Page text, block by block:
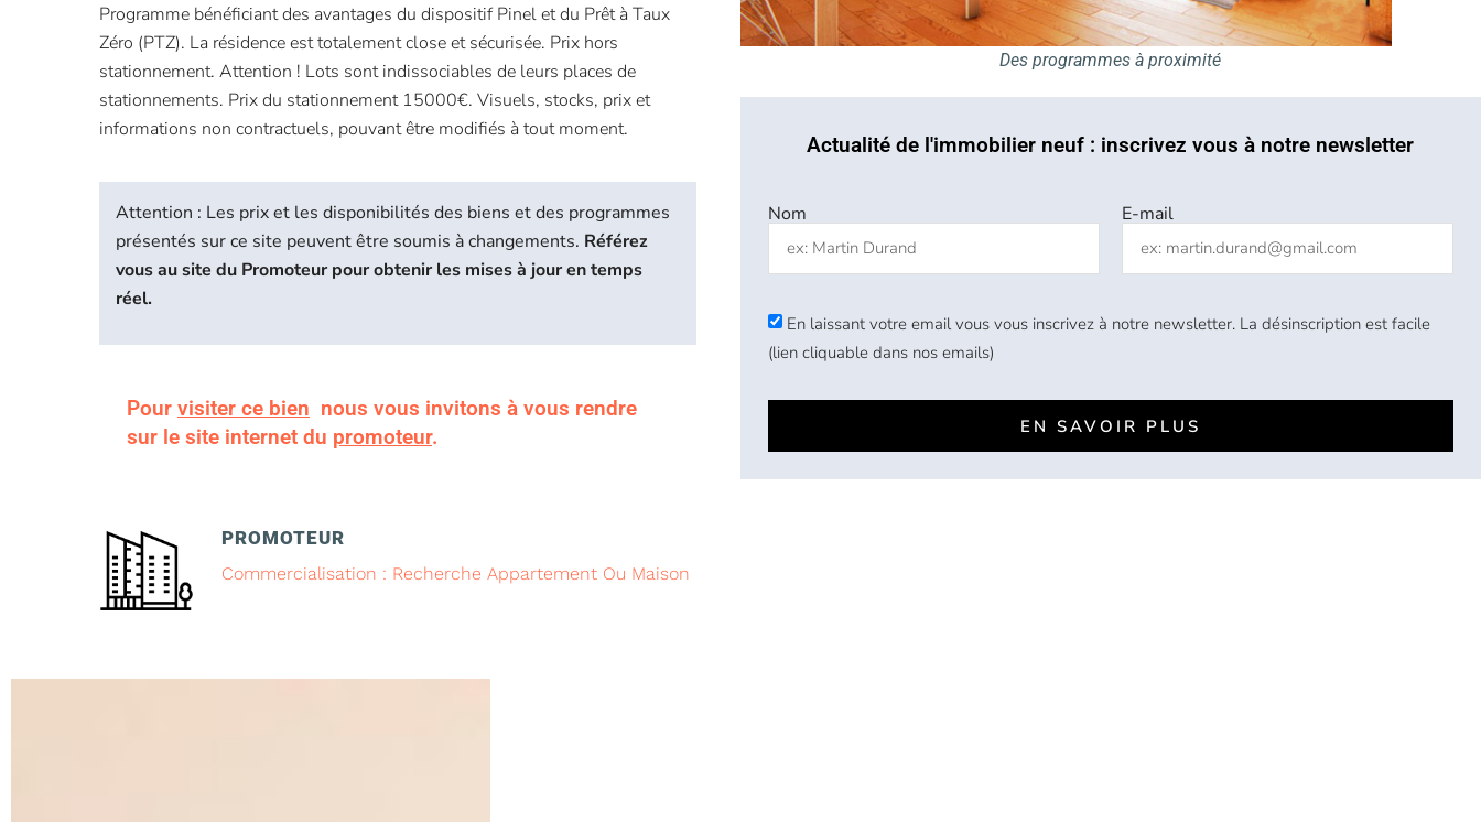
Programme bénéficiant des avantages du dispositif Pinel et du Prêt à Taux
Zéro (PTZ). La résidence est totalement close et sécurisée. Prix hors
stationnement. Attention ! Lots sont indissociables de leurs places de
stationnements. Prix du stationnement 15000€. Visuels, stocks, prix et
informations non contractuels, pouvant être modifiés à tout moment.
Attention : Les prix et les disponibilités des biens et des programmes
présentés sur ce site peuvent être soumis à changements. Référez
vous au site du Promoteur pour obtenir les mises à jour en temps
réel.
Pour visiter ce bien nous vous invitons à vous rendre
sur le site internet du promoteur.
PROMOTEUR
Commercialisation : Recherche Appartement Ou Maison
Des programmes à proximité
Actualité de l'immobilier neuf : inscrivez vous à notre newsletter
Nom E-mail
En laissant votre email vous vous inscrivez à notre newsletter. La désinscription est facile
(lien cliquable dans nos emails)
EN SAVOIR PLUS